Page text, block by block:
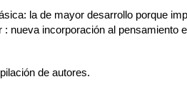
la de mayor desarrollo porque
incorporación al pensamiento
de autores.